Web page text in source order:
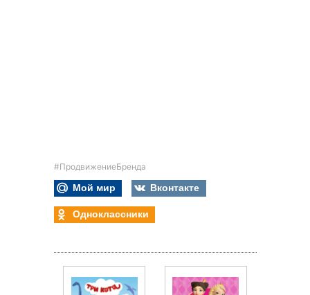
#ПродвижениеБренда
Мой мир
Вконтакте
Одноклассники